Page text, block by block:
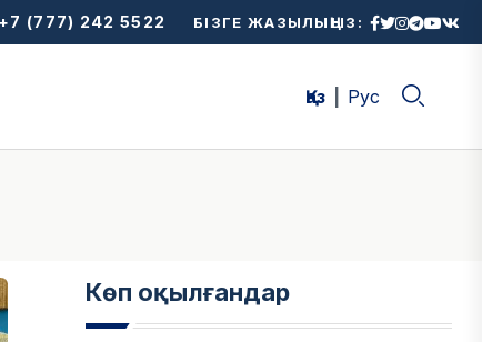
+7 (777) 242 5522 БІЗГЕ ЖАЗЫЛЫҢЫЗ:
Қаз Рус
Көп оқылғандар